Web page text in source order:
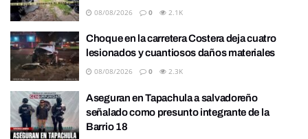
08/08/2026 0 2.1K
Choque en la carretera Costera deja cuatro
lesionados y cuantiosos daños materiales
08/08/2026 0 2.3K
Aseguran en Tapachula a salvadoreño
señalado como presunto integrante de la
Barrio 18